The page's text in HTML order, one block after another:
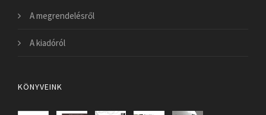
A megrendelésről
A kiadóról
KÖNYVEINK